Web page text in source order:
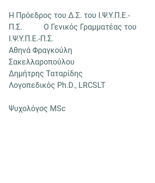
Η Πρόεδρος του Δ.Σ. του Ι.Ψ.Υ.Π.Ε.-
Π.Σ.           Ο Γενικός Γραμματέας του
Ι.Ψ.Υ.Π.Ε.-Π.Σ.
Αθηνά Φραγκούλη
Σακελλαροπούλου
Δημήτρης Ταταρίδης
Λογοπεδικός Ph.D., LRCSLT
Ψυχολόγος MSc